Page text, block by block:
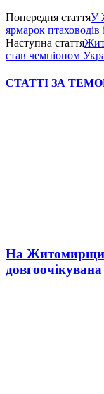
Попередня статтяУ
ярмарок птаховодів
Наступна стаття
став чемпіоном
СТАТТІ ЗА
На